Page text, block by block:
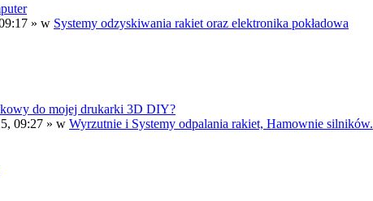
» w Systemy odzyskiwania rakiet oraz elektronika pokładowa
do mojej drukarki 3D DIY?
09:27 » w Wyrzutnie i Systemy odpalania rakiet, Hamownie silników.